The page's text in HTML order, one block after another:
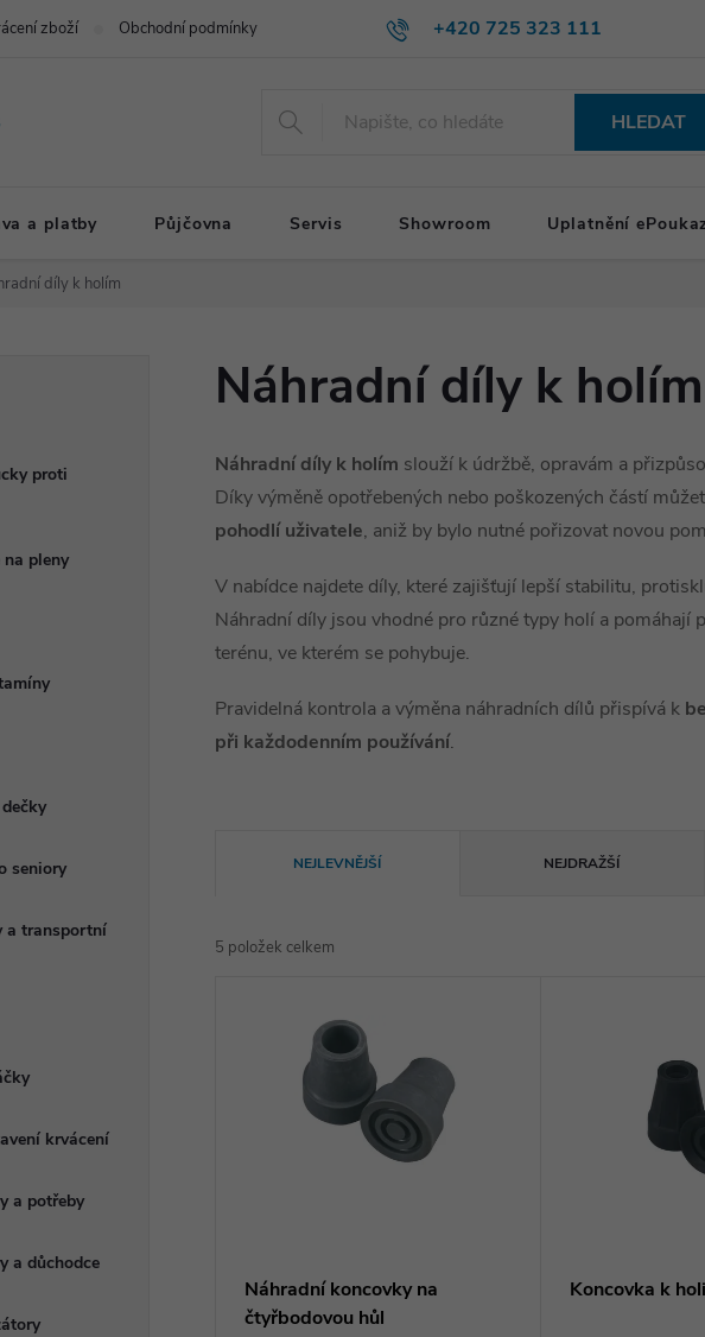
+420 725 323 111
zboží Obchodní podmínky
HLEDAT
a platby Půjčovna Servis Showroom Uplatnění
díly k holím
proti
na pleny
seniory
a transportní
krvácení
a potřeby
a důchodce
Náhradní díly k holím
Náhradní díly k holím slouží k údržbě, opravám a
Díky výměně opotřebených nebo poškozených částí
pohodlí uživatele, aniž by bylo nutné pořizovat novou
V nabídce najdete díly, které zajišťují lepší stabilitu,
Náhradní díly jsou vhodné pro různé typy holí a
terénu, ve kterém se pohybuje.
Pravidelná kontrola a výměna náhradních dílů přispívá k
při každodenním používání.
z
NEJLEVNĚJŠÍ NEJDRAŽŠÍ
5 položek celkem
Náhradní koncovky na
čtyřbodovou hůl
Koncovka k